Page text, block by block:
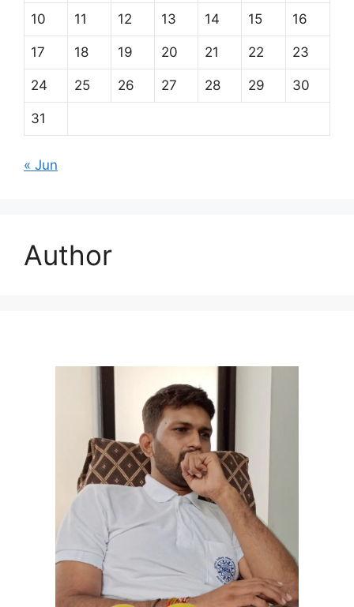
10 11 12 13 14 15 16
17 18 19 20 21 22 23
24 25 26 27 28 29 30
31
« Jun
Author